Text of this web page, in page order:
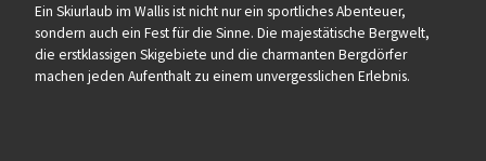
Ein Skiurlaub im Wallis ist nicht nur ein sportliches Abenteuer,
sondern auch ein Fest für die Sinne. Die majestätische Bergwelt,
die erstklassigen Skigebiete und die charmanten Bergdörfer
machen jeden Aufenthalt zu einem unvergesslichen Erlebnis.